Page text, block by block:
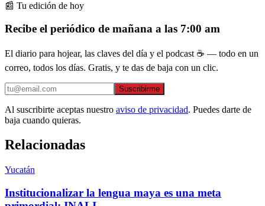
📰 Tu edición de hoy
Recibe el periódico de mañana a las 7:00 am
El diario para hojear, las claves del día y el podcast ☕ — todo en un
correo, todos los días. Gratis, y te das de baja con un clic.
Suscribirme
Al suscribirte aceptas nuestro aviso de privacidad. Puedes darte de
baja cuando quieras.
Relacionadas
Yucatán
Institucionalizar la lengua maya es una meta